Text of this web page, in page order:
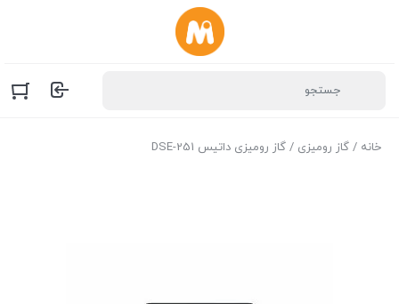
خانه / گاز رومیزی / گاز رومیزی داتیس DSE-251